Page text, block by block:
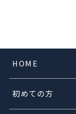
HOME
初めての方